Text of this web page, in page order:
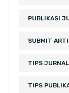
PUBLIKASI
SUBMIT
TIPS JURNAL
TIPS